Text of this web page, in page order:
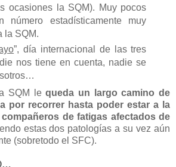
ocasiones la SQM). Muy pocos
estadísticamente muy
la SQM.
”, día internacional de las tres
nos tiene en cuenta, nadie se
SQM lequeda un largo camino de
por recorrer hasta poder estar a la
de fatigas afectados de
estas dos patologías a su vez aún
(sobretodo el SFC).